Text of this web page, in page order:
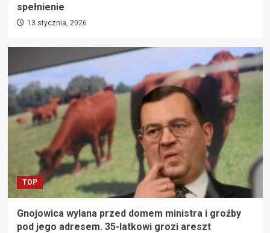
spełnienie
13 stycznia, 2026
TOP
Gnojowica wylana przed domem ministra i groźby
pod jego adresem. 35-latkowi grozi areszt